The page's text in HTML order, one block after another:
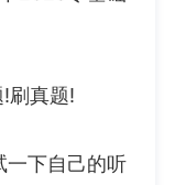
刷真题!
一下自己的听